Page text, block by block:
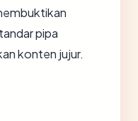
pipa
konten jujur.